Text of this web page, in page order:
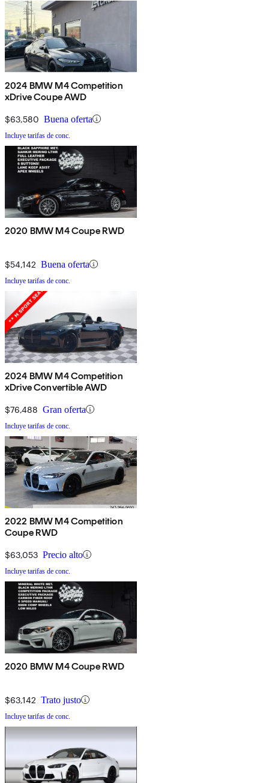
2024 BMW M4 Competition
xDrive Coupe AWD
$63,580 Buena oferta
Incluye tarifas de conc.
2020 BMW M4 Coupe RWD
$54,142 Buena oferta
Incluye tarifas de conc.
2024 BMW M4 Competition
xDrive Convertible AWD
$76,488 Gran oferta
Incluye tarifas de conc.
2022 BMW M4 Competition
Coupe RWD
$63,053 Precio alto
Incluye tarifas de conc.
2020 BMW M4 Coupe RWD
$63,142 Trato justo
Incluye tarifas de conc.